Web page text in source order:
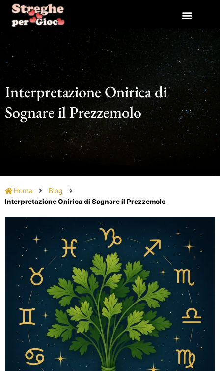
contenuto
Interpretazione Onirica di
Sognare il Prezzemolo
Home
Blog
Interpretazione Onirica di Sognare il Prezzemolo